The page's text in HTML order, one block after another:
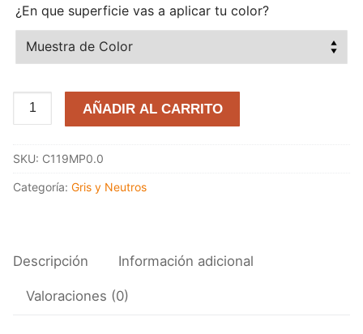
¿En que superficie vas a aplicar tu color?
Chocolate
Delicioso
09/069
cantidad
AÑADIR AL CARRITO
SKU: C119MP0.0
Categoría: Gris y Neutros
Descripción Información adicional
Valoraciones (0)